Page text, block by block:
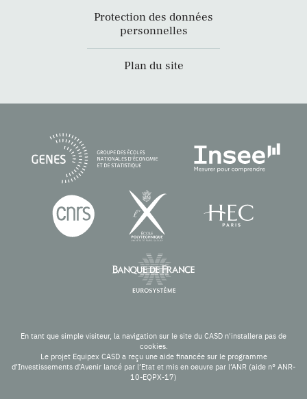
Protection des données
personnelles
Plan du site
En tant que simple visiteur, la navigation sur le site du CASD n'installera pas de
cookies.
Le projet Equipex CASD a reçu une aide financée sur le programme
d’Investissements d’Avenir lancé par l’Etat et mis en oeuvre par l’ANR (aide n° ANR-
10-EQPX-17)